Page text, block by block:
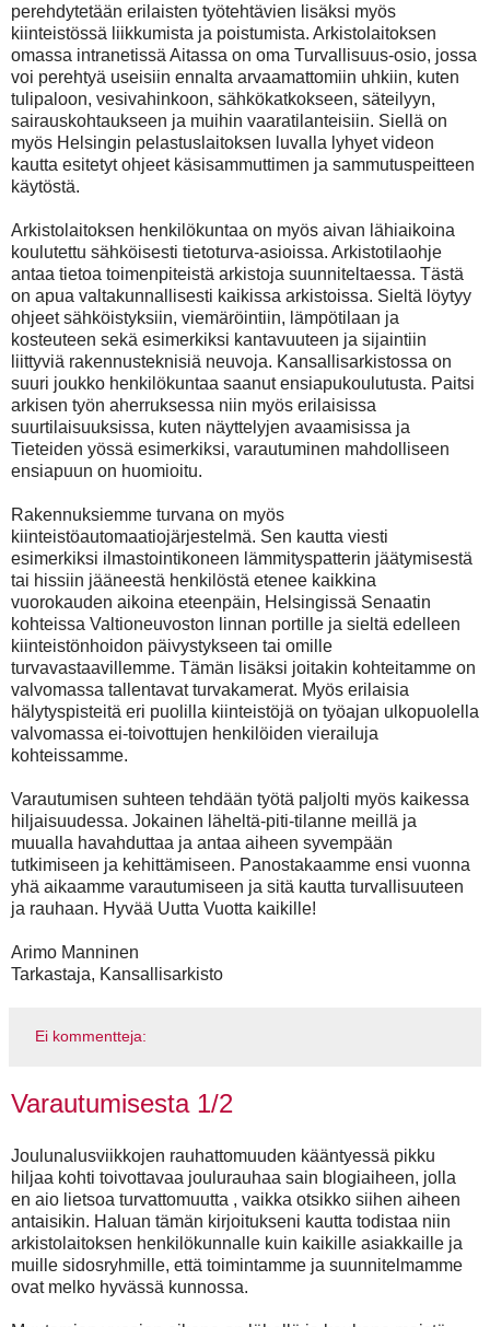
perehdytetään erilaisten työtehtävien lisäksi myös
kiinteistössä liikkumista ja poistumista. Arkistolaitoksen
omassa intranetissä Aitassa on oma Turvallisuus-osio, jossa
voi perehtyä useisiin ennalta arvaamattomiin uhkiin, kuten
tulipaloon, vesivahinkoon, sähkökatkokseen, säteilyyn,
sairauskohtaukseen ja muihin vaaratilanteisiin. Siellä on
myös Helsingin pelastuslaitoksen luvalla lyhyet videon
kautta esitetyt ohjeet käsisammuttimen ja sammutuspeitteen
käytöstä.
Arkistolaitoksen henkilökuntaa on myös aivan lähiaikoina
koulutettu sähköisesti tietoturva-asioissa. Arkistotilaohje
antaa tietoa toimenpiteistä arkistoja suunniteltaessa. Tästä
on apua valtakunnallisesti kaikissa arkistoissa. Sieltä löytyy
ohjeet sähköistyksiin, viemäröintiin, lämpötilaan ja
kosteuteen sekä esimerkiksi kantavuuteen ja sijaintiin
liittyviä rakennusteknisiä neuvoja. Kansallisarkistossa on
suuri joukko henkilökuntaa saanut ensiapukoulutusta. Paitsi
arkisen työn aherruksessa niin myös erilaisissa
suurtilaisuuksissa, kuten näyttelyjen avaamisissa ja
Tieteiden yössä esimerkiksi, varautuminen mahdolliseen
ensiapuun on huomioitu.
Rakennuksiemme turvana on myös
kiinteistöautomaatiojärjestelmä. Sen kautta viesti
esimerkiksi ilmastointikoneen lämmityspatterin jäätymisestä
tai hissiin jääneestä henkilöstä etenee kaikkina
vuorokauden aikoina eteenpäin, Helsingissä Senaatin
kohteissa Valtioneuvoston linnan portille ja sieltä edelleen
kiinteistönhoidon päivystykseen tai omille
turvavastaavillemme. Tämän lisäksi joitakin kohteitamme on
valvomassa tallentavat turvakamerat. Myös erilaisia
hälytyspisteitä eri puolilla kiinteistöjä on työajan ulkopuolella
valvomassa ei-toivottujen henkilöiden vierailuja
kohteissamme.
Varautumisen suhteen tehdään työtä paljolti myös kaikessa
hiljaisuudessa. Jokainen läheltä-piti-tilanne meillä ja
muualla havahduttaa ja antaa aiheen syvempään
tutkimiseen ja kehittämiseen. Panostakaamme ensi vuonna
yhä aikaamme varautumiseen ja sitä kautta turvallisuuteen
ja rauhaan. Hyvää Uutta Vuotta kaikille!
Arimo Manninen
Tarkastaja, Kansallisarkisto
Ei kommentteja:
Varautumisesta 1/2
Joulunalusviikkojen rauhattomuuden kääntyessä pikku
hiljaa kohti toivottavaa joulurauhaa sain blogiaiheen, jolla
en aio lietsoa turvattomuutta , vaikka otsikko siihen aiheen
antaisikin. Haluan tämän kirjoitukseni kautta todistaa niin
arkistolaitoksen henkilökunnalle kuin kaikille asiakkaille ja
muille sidosryhmille, että toimintamme ja suunnitelmamme
ovat melko hyvässä kunnossa.